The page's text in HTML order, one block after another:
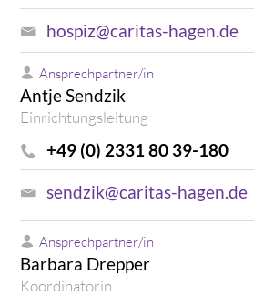
hospiz@caritas-hagen.de
Ansprechpartner/in
Antje Sendzik
Einrichtungsleitung
+49 (0) 2331 80 39-180
sendzik@caritas-hagen.de
Ansprechpartner/in
Barbara Drepper
Koordinatorin